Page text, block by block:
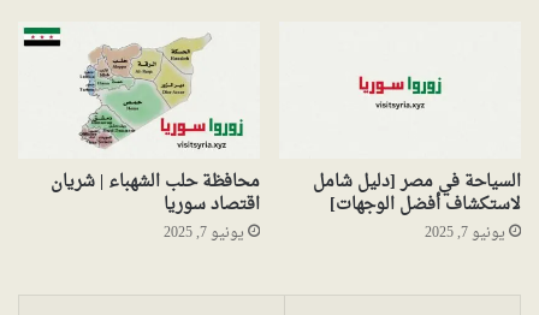
السياحة في مصر [دليل شامل
لاستكشاف أفضل الوجهات]
يونيو 7, 2025
محافظة حلب الشهباء | شريان
اقتصاد سوريا
يونيو 7, 2025